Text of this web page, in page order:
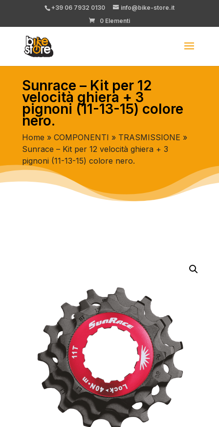
+39 06 7932 0130
info@bike-store.it
0 Elementi
Sunrace – Kit per 12
velocità ghiera + 3
pignoni (11-13-15) colore
nero.
Home » COMPONENTI » TRASMISSIONE »
Sunrace – Kit per 12 velocità ghiera + 3
pignoni (11-13-15) colore nero.